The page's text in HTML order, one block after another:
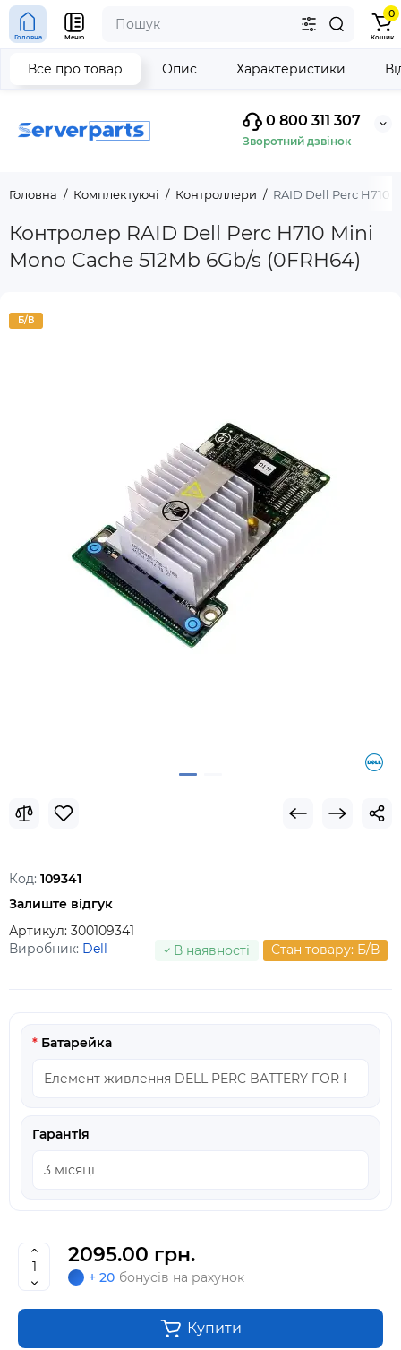
0 800 311 307
Зворотний дзвінок
Головна Меню
0
Кошик
Головна Комплектуючі Контроллери RAID Dell Perc H710
Контролер RAID Dell Perc H710 Mini
Mono Cache 512Mb 6Gb/s (0FRH64)
Все про товар Опис Характеристики
Б/В
Код: 109341
Залиште відгук
Артикул: 300109341
Виробник: Dell В наявності Стан товару: Б/В
Батарейка
Гарантія
2095.00 грн.
+ 20 бонусів на рахунок
Купити